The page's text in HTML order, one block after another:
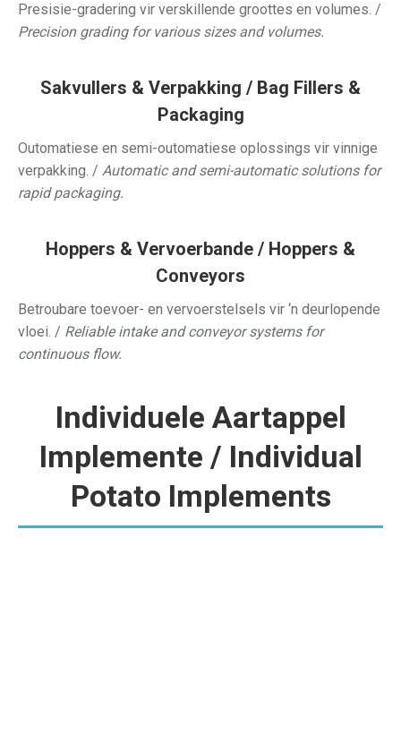
Presisie-gradering vir verskillende groottes en volumes. /
Precision grading for various sizes and volumes.
Sakvullers & Verpakking / Bag Fillers &
Packaging
Outomatiese en semi-outomatiese oplossings vir vinnige
verpakking. / Automatic and semi-automatic solutions for
rapid packaging.
Hoppers & Vervoerbande / Hoppers &
Conveyors
Betroubare toevoer- en vervoerstelsels vir ‘n deurlopende
vloei. / Reliable intake and conveyor systems for
continuous flow.
Individuele Aartappel
Implemente / Individual
Potato Implements